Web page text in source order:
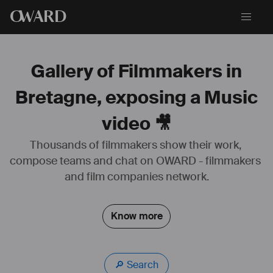
OWARD
Gallery of Filmmakers in
Bretagne, exposing a Music
video 🎥
Thousands of filmmakers show their work,
compose teams and chat on OWARD - filmmakers
and film companies network.
Know more
🔎 Search
Actuellement en Deuxième année à l'ESRA Bretagne, section
jeune âge. J'ai eu la chance de participer à de nombreux tournages
et d'expérimenter divers postes au cours des années.
Production, mais je suis fascinée par le domaine de l'image.